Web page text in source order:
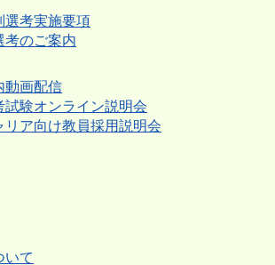
選考実施要項
考のご案内
動画配信
試験オンライン説明会
リア向け教員採用説明会
いて